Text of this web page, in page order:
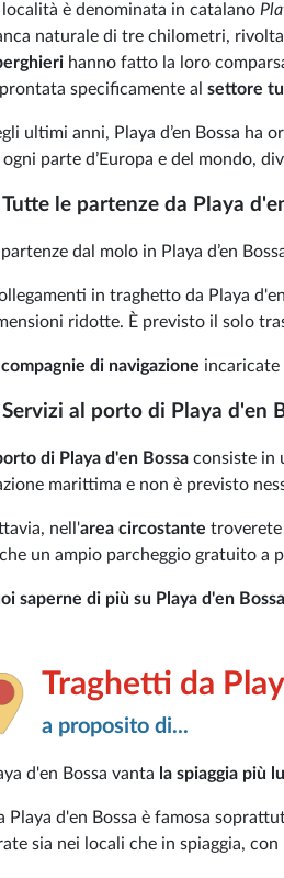
località è denominata in catalano
naturale di tre chilometri,
hanno fatto la loro
specificamente al settore
ultimi anni, Playa d’en Bossa
ogni parte d’Europa e del mondo,
Tutte le partenze da Playa
partenze dal molo in Playa d’en
in traghetto da Playa
ridotte. È previsto il solo
compagnie di navigazione incaricate
Servizi al porto di Playa d'en
di Playa d'en Bossa consiste in
marittima e non è previsto
nell'area circostante
un ampio parcheggio gratuito a
saperne di più su Playa d'en
Traghetti da
a proposito di...
d'en Bossa vanta la spiaggia più
Playa d'en Bossa è famosa
sia nei locali che in spiaggia,